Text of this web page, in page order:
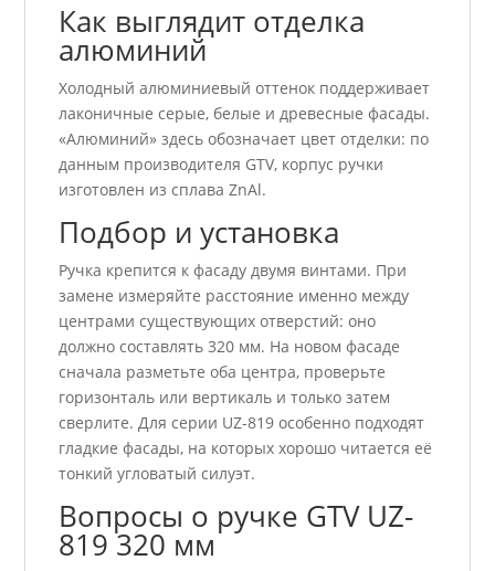
Как выглядит отделка
алюминий
Холодный алюминиевый оттенок поддерживает
лаконичные серые, белые и древесные фасады.
«Алюминий» здесь обозначает цвет отделки: по
данным производителя GTV, корпус ручки
изготовлен из сплава ZnAl.
Подбор и установка
Ручка крепится к фасаду двумя винтами. При
замене измеряйте расстояние именно между
центрами существующих отверстий: оно
должно составлять 320 мм. На новом фасаде
сначала разметьте оба центра, проверьте
горизонталь или вертикаль и только затем
сверлите. Для серии UZ-819 особенно подходят
гладкие фасады, на которых хорошо читается её
тонкий угловатый силуэт.
Вопросы о ручке GTV UZ-
819 320 мм